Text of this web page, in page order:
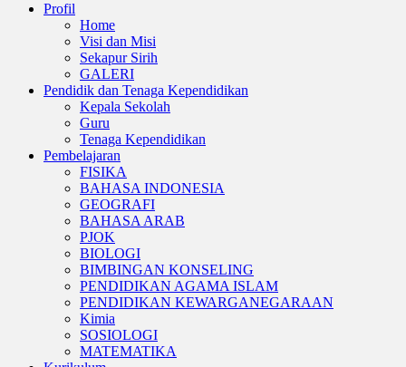
Profil
Home
Visi dan Misi
Sekapur Sirih
GALERI
Pendidik dan Tenaga Kependidikan
Kepala Sekolah
Guru
Tenaga Kependidikan
Pembelajaran
FISIKA
BAHASA INDONESIA
GEOGRAFI
BAHASA ARAB
PJOK
BIOLOGI
BIMBINGAN KONSELING
PENDIDIKAN AGAMA ISLAM
PENDIDIKAN KEWARGANEGARAAN
Kimia
SOSIOLOGI
MATEMATIKA